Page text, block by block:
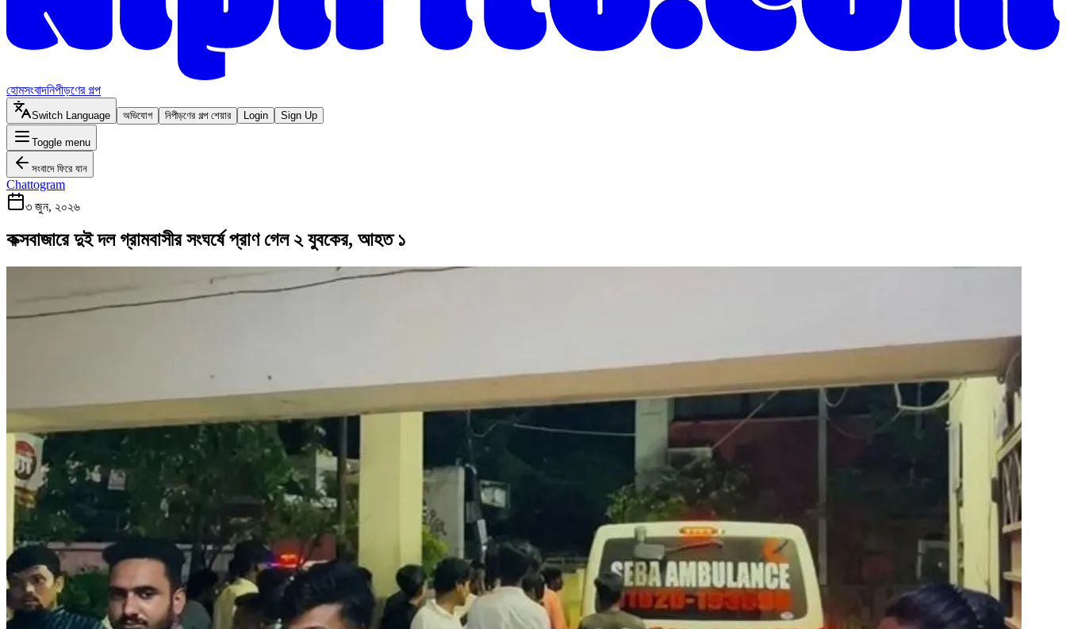
হোমসংবাদনিপীড়ণের গল্প
Switch Language অভিযোগ নিপীড়ণের গল্প শেয়ার Login Sign Up
Toggle menu
সংবাদে ফিরে যান
Chattogram
৩ জুন, ২০২৬
কক্সবাজারে দুই দল গ্রামবাসীর সংঘর্ষে প্রাণ গেল ২ যুবকের, আহত ১